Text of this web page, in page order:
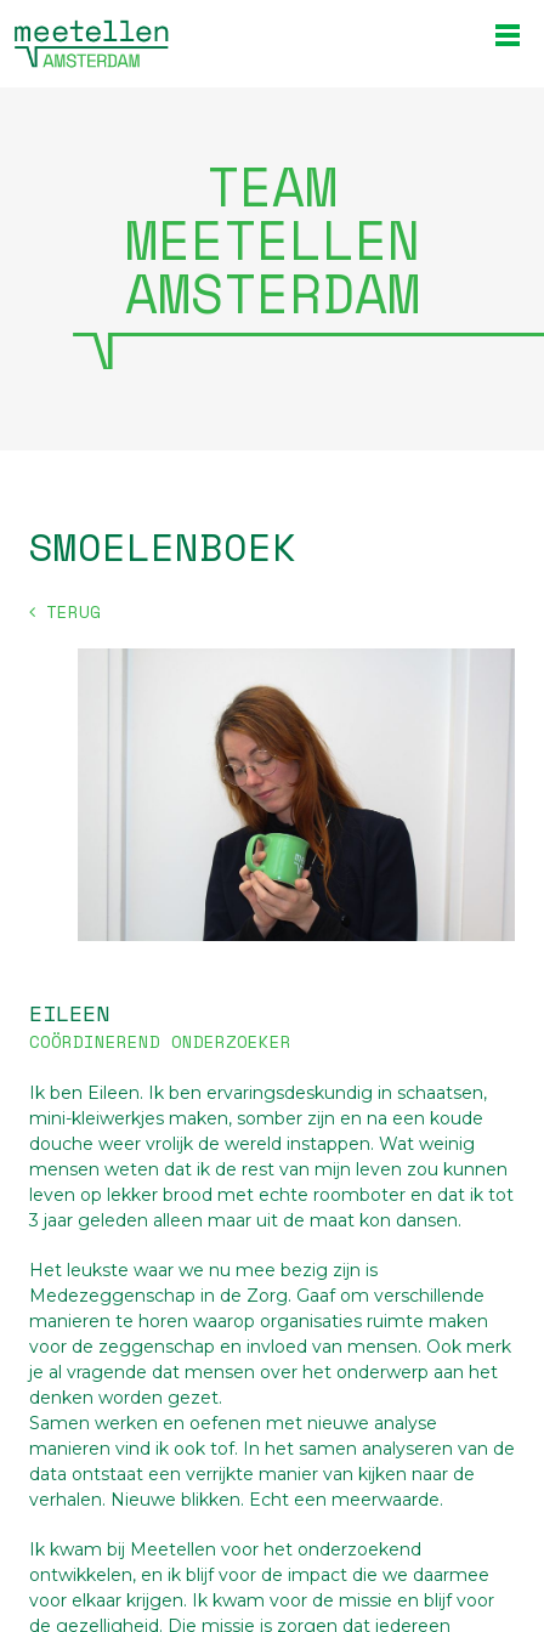
TEAM
MEETELLEN
AMSTERDAM
SMOELENBOEK
TERUG
EILEEN
COÖRDINEREND ONDERZOEKER
Ik ben Eileen. Ik ben ervaringsdeskundig in schaatsen,
mini-kleiwerkjes maken, somber zijn en na een koude
douche weer vrolijk de wereld instappen. Wat weinig
mensen weten dat ik de rest van mijn leven zou kunnen
leven op lekker brood met echte roomboter en dat ik tot
3 jaar geleden alleen maar uit de maat kon dansen.
Het leukste waar we nu mee bezig zijn is
Medezeggenschap in de Zorg. Gaaf om verschillende
manieren te horen waarop organisaties ruimte maken
voor de zeggenschap en invloed van mensen. Ook merk
je al vragende dat mensen over het onderwerp aan het
denken worden gezet.
Samen werken en oefenen met nieuwe analyse
manieren vind ik ook tof. In het samen analyseren van de
data ontstaat een verrijkte manier van kijken naar de
verhalen. Nieuwe blikken. Echt een meerwaarde.
Ik kwam bij Meetellen voor het onderzoekend
ontwikkelen, en ik blijf voor de impact die we daarmee
voor elkaar krijgen. Ik kwam voor de missie en blijf voor
de gezelligheid. Die missie is zorgen dat iedereen